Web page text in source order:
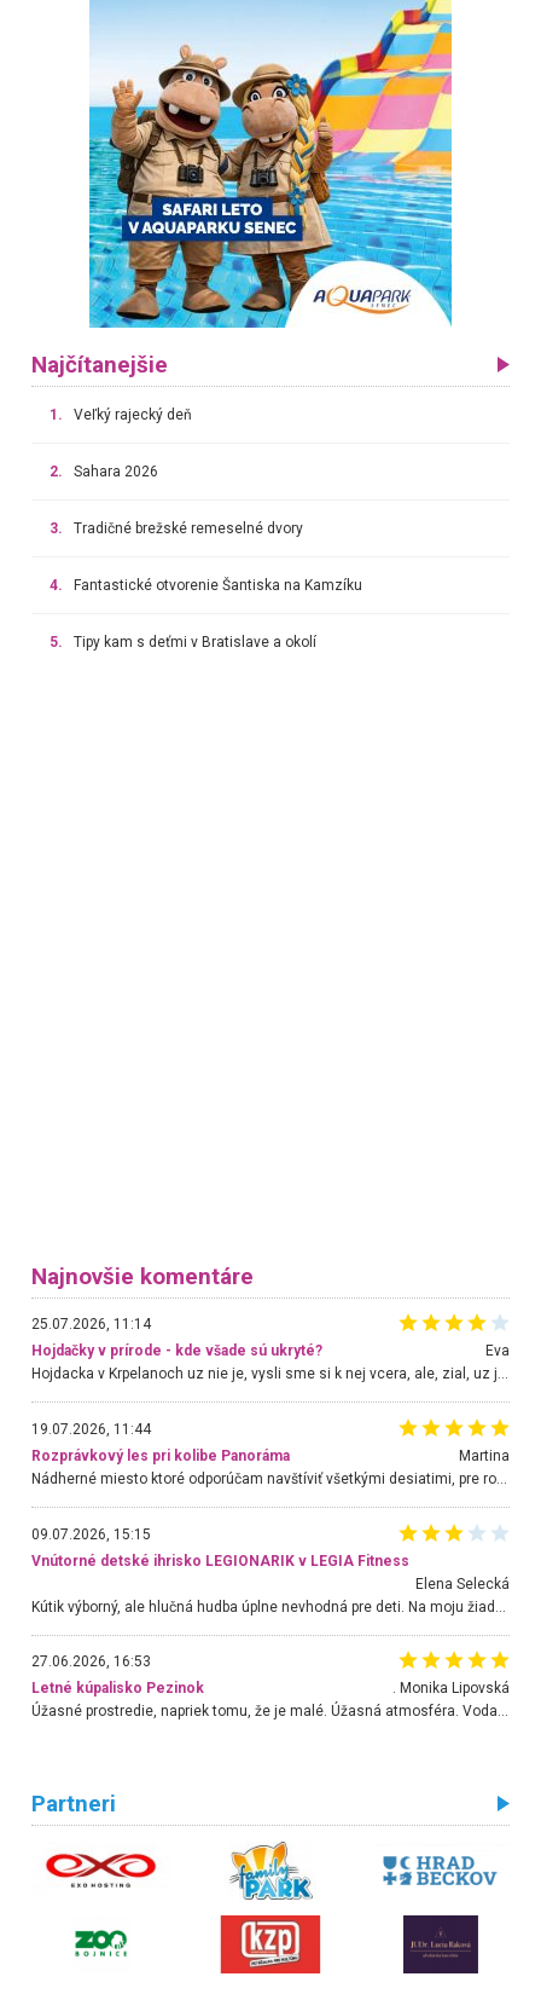
Najčítanejšie
1. Veľký rajecký deň
2. Sahara 2026
3. Tradičné brežské remeselné dvory
4. Fantastické otvorenie Šantiska na Kamzíku
5. Tipy kam s deťmi v Bratislave a okolí
Najnovšie komentáre
25.07.2026, 11:14
Hojdačky v prírode - kde všade sú ukryté?
Eva
Hojdacka v Krpelanoch uz nie je, vysli sme si k nej vcera, ale, zial, uz je znicena. Ak sem planujete cestu len kvoli hojdacke, mozete si ju usetrit. Krasny vyhlad je tu vsak aj bez hojdacky :-)
19.07.2026, 11:44
Rozprávkový les pri kolibe Panoráma
Martina
Nádherné miesto ktoré odporúčam navštíviť všetkými desiatimi, pre rodiny s deťmi, dôchodcom... Proste a jednoducho ozaj rozprávkový les.. určite ešte prídeme. Odniesli sme si na pamiatku krásne tričká,
09.07.2026, 15:15
Vnútorné detské ihrisko LEGIONARIK v LEGIA Fitness
Elena Selecká
27.06.2026, 16:53
Letné kúpalisko Pezinok
. Monika Lipovská
Úžasné prostredie, napriek tomu, že je malé. Úžasná atmosféra. Voda fantastická a nádherná. Ľudí je pomerne veľa, ale su mili a ohľaduplní. Je veľmi zaujímavé sledovať, ako dokážu spolu športovať cudzí ľudia a bez ohľadu na vek. Vládne tu pohoda. Vnuka neviem dostať z vody. Ďakujem za krásny deň . Urcite sa sem vrátim. Jediný problém je s parkovaním, ale aj ten sa mi podarilo vyriešiť. Monika Bratislava
Partneri